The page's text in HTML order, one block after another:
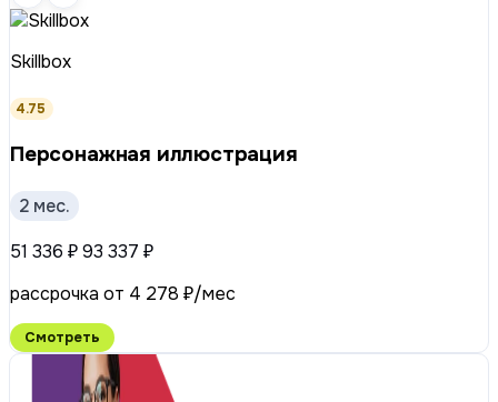
Skillbox
4.75
Персонажная иллюстрация
2 мес.
51 336 ₽93 337 ₽
рассрочка от 4 278 ₽/мес
Смотреть